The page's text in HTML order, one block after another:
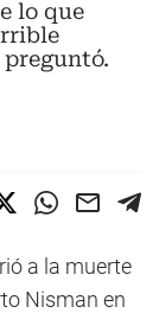
lo que
a la muerte
Nisman en